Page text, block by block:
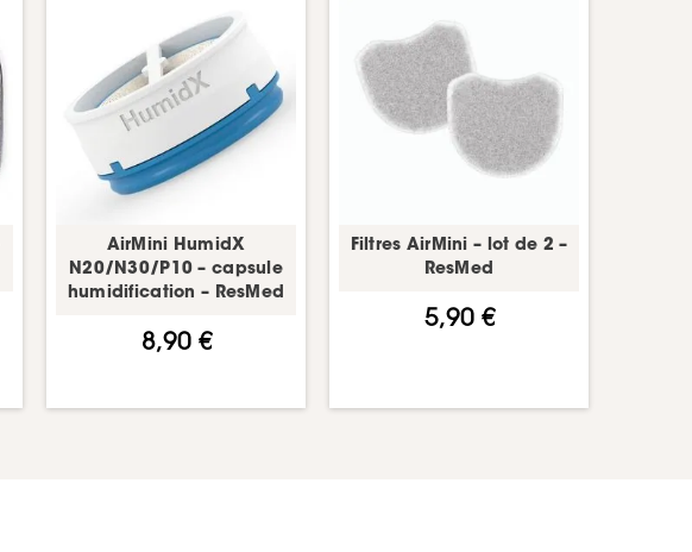
AirMini HumidX
N20/N30/P10 – capsule
humidification – ResMed
8,90 €
Filtres AirMini – lot de 2 –
ResMed
5,90 €